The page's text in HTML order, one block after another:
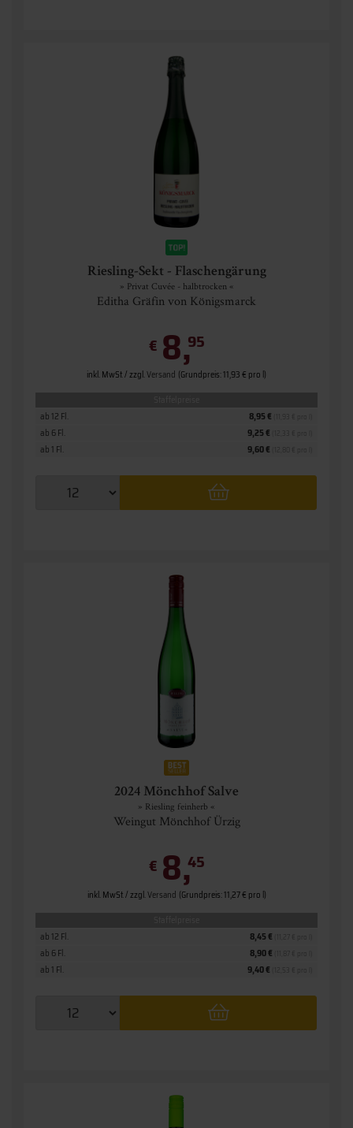
Riesling-Sekt - Flaschengärung
» Privat Cuvée - halbtrocken «
Editha Gräfin von Königsmarck
€ 8,95
inkl. MwSt. / zzgl.Versand (Grundpreis: 11,93 € pro l)
ab 1 Fl. 9,60 €
ab 6 Fl. 9,25 €
ab 12 Fl. 8,95 €
2024 Mönchhof Salve
» Riesling feinherb «
Weingut Mönchhof Ürzig
€ 8,45
inkl. MwSt. / zzgl.Versand (Grundpreis: 11,27 € pro l)
ab 1 Fl. 9,40 €
ab 6 Fl. 8,90 €
ab 12 Fl. 8,45 €